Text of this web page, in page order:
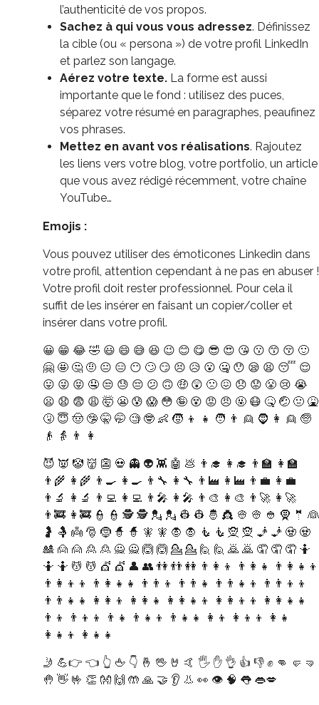
l’authenticité de vos propos.
Sachez à qui vous vous adressez. Définissez
la cible (ou « persona ») de votre profil LinkedIn
et parlez son langage.
Aérez votre texte. La forme est aussi
importante que le fond : utilisez des puces,
séparez votre résumé en paragraphes, peaufinez
vos phrases.
Mettez en avant vos réalisations. Rajoutez
les liens vers votre blog, votre portfolio, un article
que vous avez rédigé récemment, votre chaîne
YouTube…
Emojis :
Vous pouvez utiliser des émoticones Linkedin dans
votre profil, attention cependant à ne pas en abuser !
Votre profil doit rester professionnel. Pour cela il
suffit de les insérer en faisant un copier/coller et
insérer dans votre profil.
😀 😁 😂 🤣 😃 😄 😅 😆 😉 😊 😋 😎 😍 😘 😗 😙 😚 🙂
🤗 🤩 🤔 🤨 😐 😑 😶 🙄 😏 😣 😥 😮 🤐 😯 😪 😫 😴 😌
😛 😜 😝 🤤 😒 😓 😔 😕 🙃 🤑 😲 🙁 😖 😞 😟 😤 😢 😭
😦 😧 😨 😩 🤯 😬 😰 😱 😳 🤪 😵 😡 😠 🤬 😷 🤒 🤕 🤢 🤮
🤧 😇 🤠 🤥 🤫 🤭 🧐 🤓 👶 🧒 👦 👧 🧑 👨 👱‍ 🧔 👩 👱‍ 🧓
👴 👵 👨‍ 👩
😈 👿 🤡 👹 👺 💀 👻 👽 👾 🤖 💩 👨‍🎓 👩‍🎓 👨‍🏫 👩‍🏫
👨‍🌾 👩‍🌾 👨‍🍳 👩‍🍳 👨‍🔧 👩‍🔧 👨‍🏭 👩‍🏭 👨‍💼 👩‍💼
👨‍🔬 👩‍🔬 👨‍💻 👩‍💻 👨‍🎤 👩‍🎤 👨‍🎨 👩‍🎨 👨‍🚀 👩‍🚀
👨‍🚒 👩‍🚒 👮‍ 👮‍ 🕵️‍ 🕵️‍ 💂‍ 💂‍ 👷‍ 👷‍ 🤴 👸 👳‍ 👳‍ 👲 🧕 🤵 👰
🤰 🤱 👼 🎅 🤶 🧙‍ 🧙‍ 🧚‍ 🧚‍ 🧛‍ 🧛‍ 🧜‍ 🧜‍ 🧝‍ 🧝‍ 🧞‍ 🧞‍ 🧟‍ 🧟
🎎‍ 🙍‍ 🙍‍ 🙎‍ 🙎‍ 🙅‍ 🙅‍ 🙆‍ 🙆‍ 💁‍ 💁‍ 🙋‍ 🙋‍ 🙇‍ 🙇‍ 🤦 🤦‍ 🤦‍ 🤷
🤷‍ 🤷‍ 💆‍ 💆‍ 💇‍ 💇‍ 👤 👥 👫 👬 👭 👨‍👩‍👦 👨‍👩‍👧 👨‍👩‍👧‍👦
👨‍👩‍👦‍👦 👨‍👩‍👧‍👧 👨‍👨‍👦 👨‍👨‍👧 👨‍👨‍👧‍👦 👨‍👨‍👦‍👦
👨‍👨‍👧‍👧 👩‍👩‍👦 👩‍👩‍👧 👩‍👩‍👧‍👦 👩‍👩‍👦‍👦 👩‍👩‍👧‍👧
👨‍👦 👨‍👦‍👦 👨‍👧 👨‍👧‍👦 👨‍👧‍👧 👩‍👦 👩‍👦‍👦 👩‍👧
👩‍👧‍👦 👩‍👧‍👧
🤳 💪👉 👈 👆 🖕 👇 🤞 🖖 🤘 🤙 🖐️ ✋ 👌 👍 👎 ✊ 👊 🤛 🤜
🤚 👋 🤟 👏 👐 🙌 🤲 🙏 🤝 👂 👃 👀 👁️ 🧠 👅 👄💋